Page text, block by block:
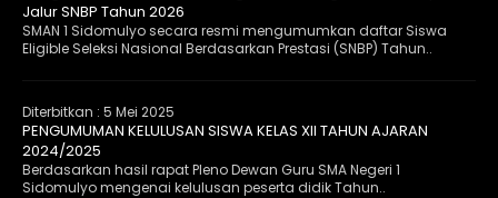
Jalur SNBP Tahun 2026
SMAN 1 Sidomulyo secara resmi mengumumkan daftar Siswa
Eligible Seleksi Nasional Berdasarkan Prestasi (SNBP) Tahun..
Diterbitkan : 5 Mei 2025
PENGUMUMAN KELULUSAN SISWA KELAS XII TAHUN AJARAN
2024/2025
Berdasarkan hasil rapat Pleno Dewan Guru SMA Negeri 1
Sidomulyo mengenai kelulusan peserta didik Tahun..